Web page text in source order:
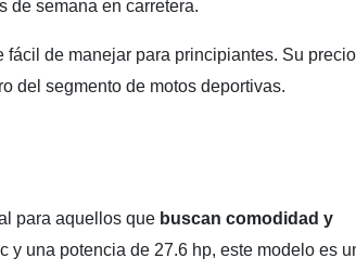
de semana en carretera.
de manejar para principiantes. Su precio
del segmento de motos deportivas.
para aquellos que buscan comodidad y
y una potencia de 27.6 hp, este modelo es